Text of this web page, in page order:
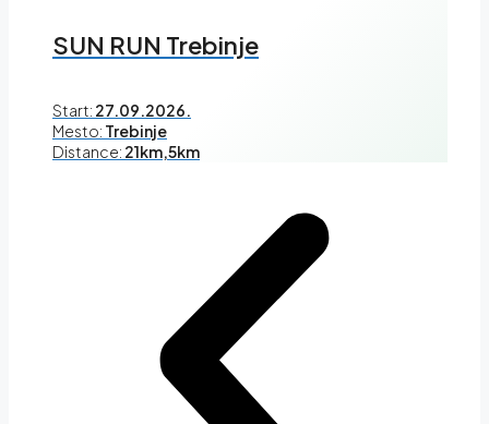
SUN RUN Trebinje
Start: 27.09.2026.
Mesto: Trebinje
Distance: 21km,5km